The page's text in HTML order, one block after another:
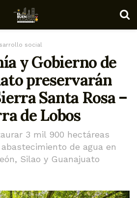
social
y Gobierno de
preservarán
Santa Rosa –
de Lobos
3 mil 900 hectáreas
de agua en
Silao y Guanajuato